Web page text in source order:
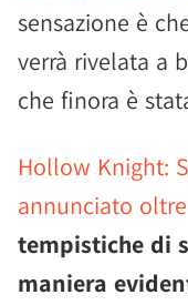
sensazione è
verrà rivelata a
che finora è
Hollow Knight:
annunciato
tempistiche di
maniera